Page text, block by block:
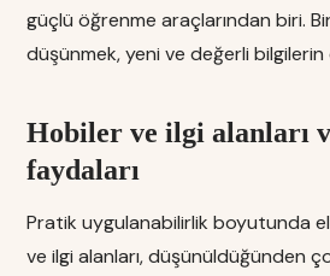
güçlü öğrenme araçlarından biri.
düşünmek, yeni ve değerli
Hobiler ve ilgi alanları
faydaları
Pratik uygulanabilirlik boyutunda
ve ilgi alanları, düşünüldüğünden